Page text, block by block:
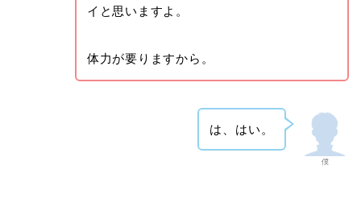
イと思いますよ。
体力が要りますから。
僕
は、はい。